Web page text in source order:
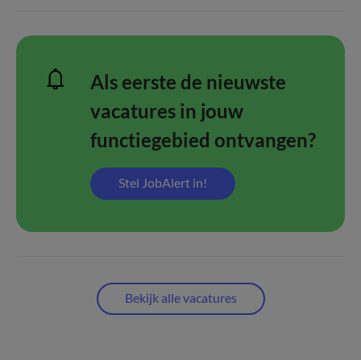
Als eerste de nieuwste
vacatures in jouw
functiegebied ontvangen?
Stel JobAlert in!
Bekijk alle vacatures